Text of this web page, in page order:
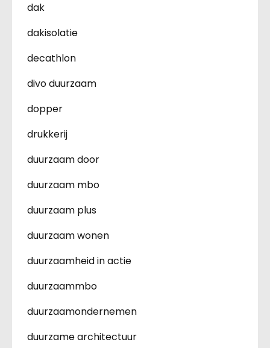
dak
dakisolatie
decathlon
divo duurzaam
dopper
drukkerij
duurzaam door
duurzaam mbo
duurzaam plus
duurzaam wonen
duurzaamheid in actie
duurzaammbo
duurzaamondernemen
duurzame architectuur